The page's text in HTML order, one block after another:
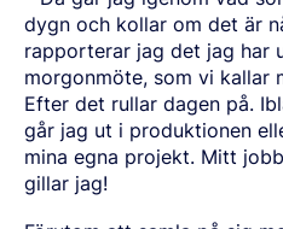
dygn och kollar om det är
rapporterar jag det jag har
morgonmöte, som vi kallar
Efter det rullar dagen på.
går jag ut i produktionen
mina egna projekt. Mitt jobb
gillar jag!